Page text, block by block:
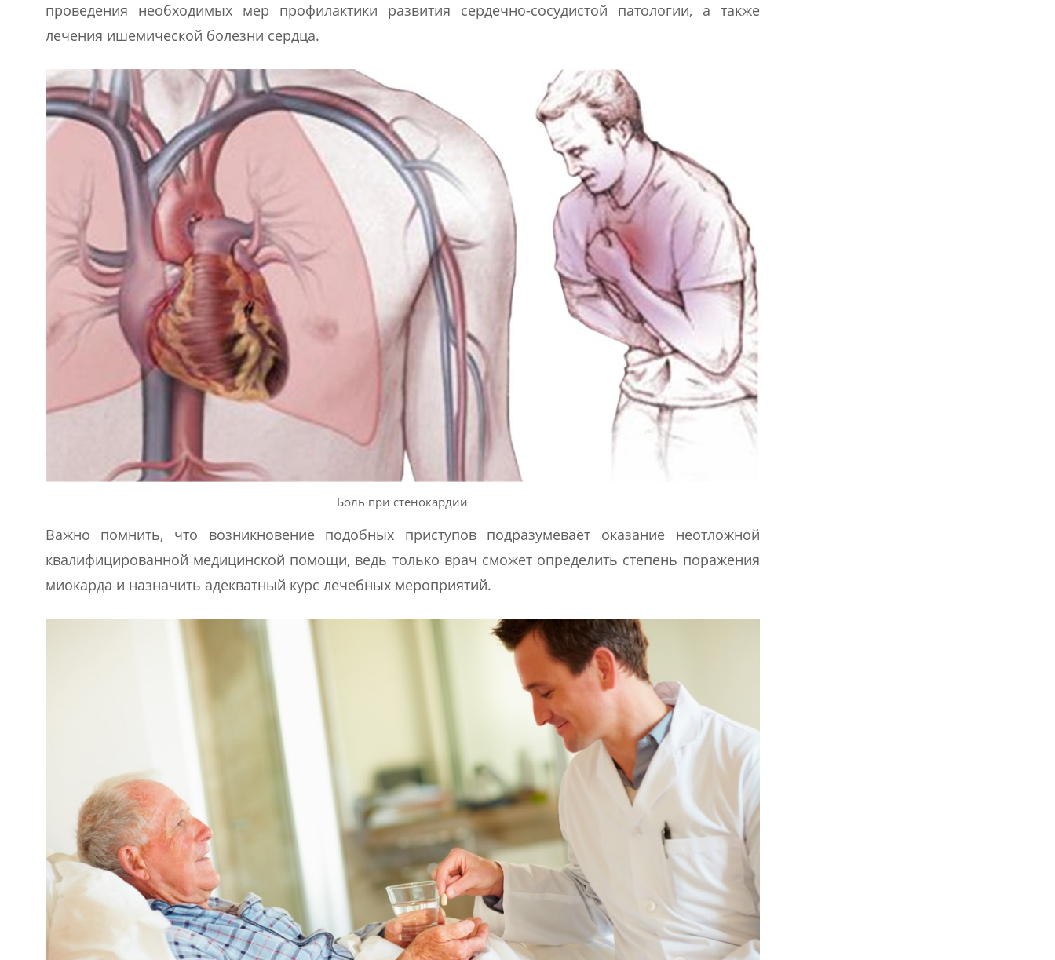
проведения необходимых мер профилактики развития сердечно-сосудистой патологии, а также
лечения ишемической болезни сердца.
Боль при стенокардии
Важно помнить, что возникновение подобных приступов подразумевает оказание неотложной
квалифицированной медицинской помощи, ведь только врач сможет определить степень поражения
миокарда и назначить адекватный курс лечебных мероприятий.